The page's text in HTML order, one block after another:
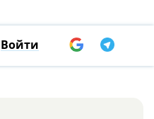
Войти